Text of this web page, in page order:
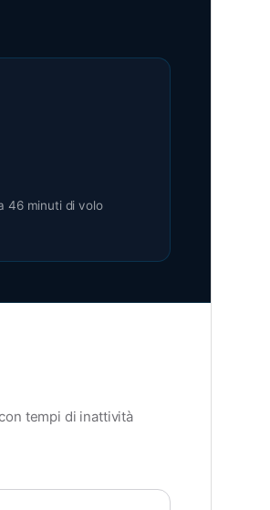
46 minuti di volo
tempi di inattività